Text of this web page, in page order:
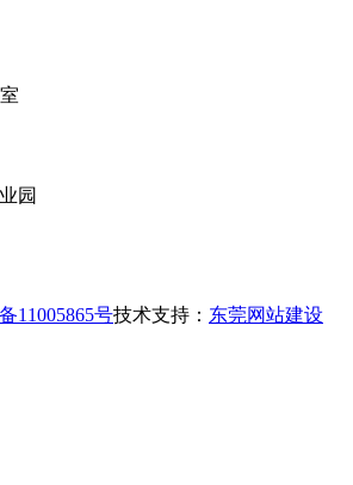
园
11005865号技术支持： 东莞网站建设